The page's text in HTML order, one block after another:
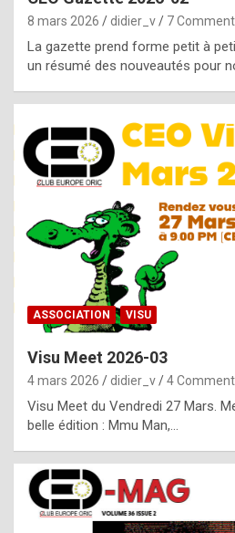
g
e
n
u
i
n
e
R
o
p
l
c
h
8 mars 2026 didier_v 7
La gazette prend forme petit à
un résumé des nouveautés pour
ASSOCIATION VISU
Visu Meet 2026-03
4 mars 2026 didier_v 4
Visu Meet du Vendredi 27 Mars.
belle édition : Mmu Man,…